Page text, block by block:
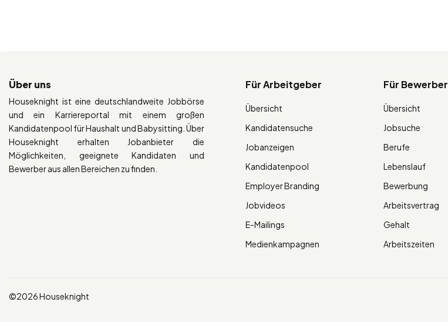
Über uns
Houseknight ist eine deutschlandweite Jobbörse
und ein Karriereportal mit einem großen
Kandidatenpool für Haushalt und Babysitting. Über
Houseknight erhalten Jobanbieter die
Möglichkeiten, geeignete Kandidaten und
Bewerber aus allen Bereichen zu finden.
Für Arbeitgeber
Übersicht
Kandidatensuche
Jobanzeigen
Kandidatenpool
Employer Branding
Jobvideos
E-Mailings
Medienkampagnen
Für Bewerber
Übersicht
Jobsuche
Berufe
Lebenslauf
Bewerbung
Arbeitsvertrag
Gehalt
Arbeitszeiten
©2026 Houseknight